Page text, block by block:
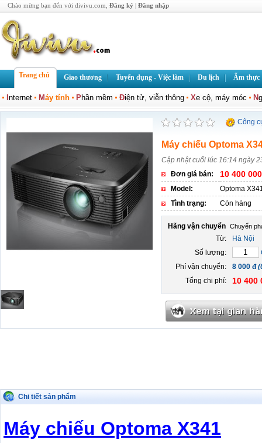
Chào mừng bạn đến với divivu.com, Đăng ký | Đăng nhập
Trang chủ Giao thương Tuyển dụng - Việc làm Du lịch Ẩm thực
nternet Máy tính Phần mềm Điện tử, viễn thông Xe cộ, máy móc N
Công
Máy chiếu Optoma
Cập nhật cuối lúc 16:14 ngày
Đơn giá bán:
10 400
Model:
Optoma
Tình trạng:
Còn hàng
Hãng vận chuyển
Từ:
Hà Nội
Số lượng:
Phí vận chuyển:
8 000 đ
Tổng chi phí:
10 400
Chi tiết sản phẩm
Máy chiếu Optoma X341